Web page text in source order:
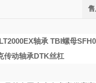
轴承 TBI螺母
传动轴承DTK丝杠